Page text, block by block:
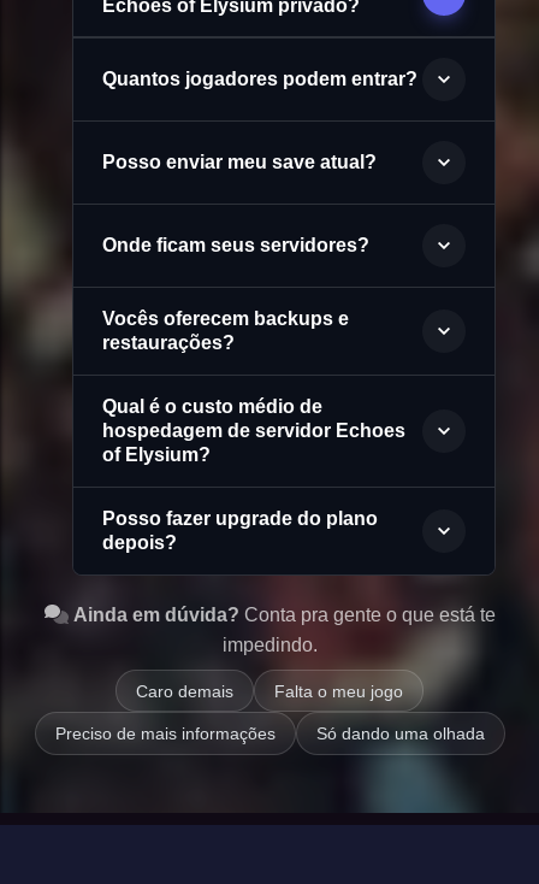
Echoes of Elysium privado?
Quantos jogadores podem entrar?
Posso enviar meu save atual?
Onde ficam seus servidores?
Vocês oferecem backups e
restaurações?
Qual é o custo médio de
hospedagem de servidor Echoes
of Elysium?
Posso fazer upgrade do plano
depois?
Ainda em dúvida? Conta pra gente o que está te
impedindo.
Caro demais Falta o meu jogo
Preciso de mais informações Só dando uma olhada